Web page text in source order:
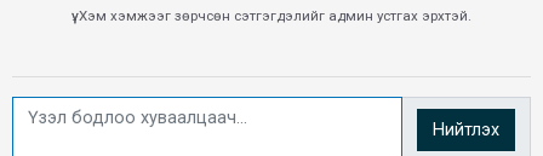
үү. Хэм хэмжээг зөрчсөн сэтгэгдэлийг админ устгах эрхтэй.
Нийтлэх